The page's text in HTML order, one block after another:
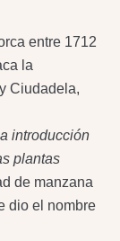
entre 1712
la
Ciudadela,
introducción
plantas
de manzana
dio el nombre